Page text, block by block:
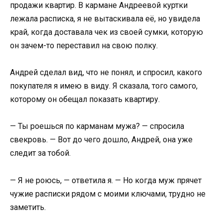
продажи квартир. В кармане Андреевой куртки
лежала расписка, я не вытаскивала её, но увидела
край, когда доставала чек из своей сумки, которую
он зачем-то переставил на свою полку.
Андрей сделал вид, что не понял, и спросил, какого
покупателя я имею в виду. Я сказала, того самого,
которому он обещал показать квартиру.
— Ты роешься по карманам мужа? — спросила
свекровь. — Вот до чего дошло, Андрей, она уже
следит за тобой.
— Я не роюсь, — ответила я. — Но когда муж прячет
чужие расписки рядом с моими ключами, трудно не
заметить.